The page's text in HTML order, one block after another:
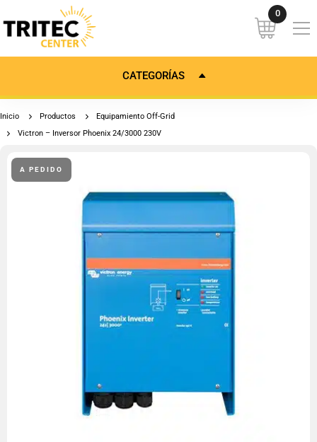
CATEGORÍAS
Inicio Productos
Equipamiento Off-Grid
Victron – Inversor Phoenix 24/3000 230V
A PEDIDO